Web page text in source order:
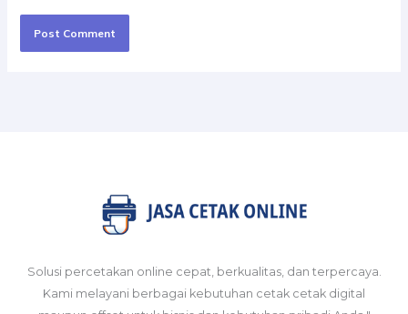
Solusi percetakan online cepat, berkualitas, dan terpercaya.
Kami melayani berbagai kebutuhan cetak cetak digital